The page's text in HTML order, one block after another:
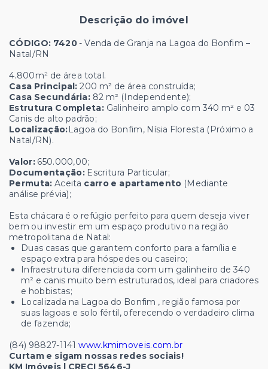
Descrição do imóvel
CÓDIGO: 7420- Venda de Granja na Lagoa do Bonfim –
Natal/RN
4.800m² de área total.
Casa Principal: 200 m² de área construída;
Casa Secundária: 82 m² (Independente);
Estrutura Completa:Galinheiro amplo com 340 m² e 03
Canis de alto padrão;
Localização: Lagoa do Bonfim, Nísia Floresta (Próximo a
Natal/RN).
Valor:650.000,00;
Documentação:Escritura Particular;
Permuta: Aceita carro e apartamento (Mediante
análise prévia);
Esta chácara é o refúgio perfeito para quem deseja viver
bem ou investir em um espaço produtivo na região
metropolitana de Natal:
Duas casas que garantem conforto para a família e
espaço extra para hóspedes ou caseiro;
Infraestrutura diferenciada com um galinheiro de 340
m² e canis muito bem estruturados, ideal para criadores
e hobbistas;
Localizada na Lagoa do Bonfim , região famosa por
suas lagoas e solo fértil, oferecendo o verdadeiro clima
de fazenda;
(84) 98827-1141www.kmimoveis.com.br
Curtam e sigam nossas redes sociais!